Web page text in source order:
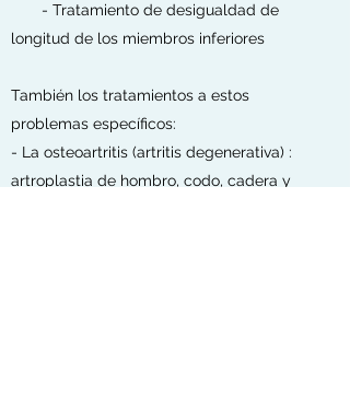
- Tratamiento de desigualdad de
longitud de los miembros inferiores
También los tratamientos a estos
problemas específicos:
- La osteoartritis (artritis degenerativa) :
artroplastia de hombro, codo, cadera y